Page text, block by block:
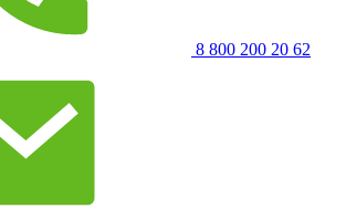
8 800 200 20 62